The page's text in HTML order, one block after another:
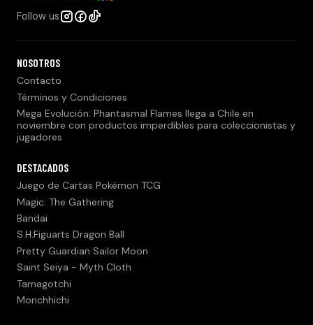
Follow us
NOSOTROS
Contacto
Términos y Condiciones
Mega Evolución: Phantasmal Flames llega a Chile en
noviembre con productos imperdibles para coleccionistas y
jugadores
DESTACADOS
Juego de Cartas Pokémon TCG
Magic: The Gathering
Bandai
S.H.Figuarts Dragon Ball
Pretty Guardian Sailor Moon
Saint Seiya - Myth Cloth
Tamagotchi
Monchhichi